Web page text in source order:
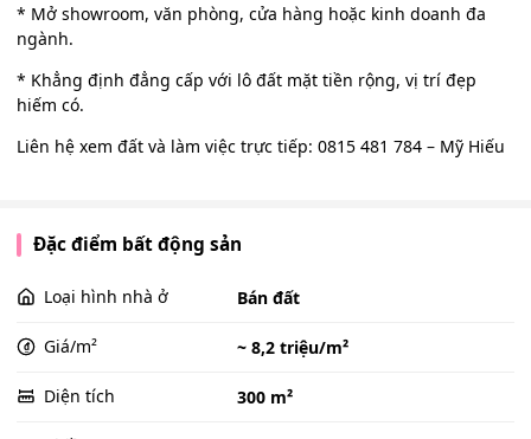
* Mở showroom, văn phòng, cửa hàng hoặc kinh doanh đa
ngành.
* Khẳng định đẳng cấp với lô đất mặt tiền rộng, vị trí đẹp
hiếm có.
Liên hệ xem đất và làm việc trực tiếp: 0815 481 784 – Mỹ Hiếu
Đặc điểm bất động sản
Loại hình nhà ở Bán đất
Giá/m² ~ 8,2 triệu/m²
Diện tích 300 m²